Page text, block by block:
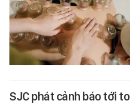
SJC phát cảnh báo tới